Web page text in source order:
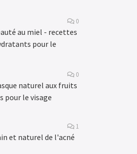
0
au miel - recettes
pour le
0
naturel aux fruits
pour le visage
1
et naturel de l'acné